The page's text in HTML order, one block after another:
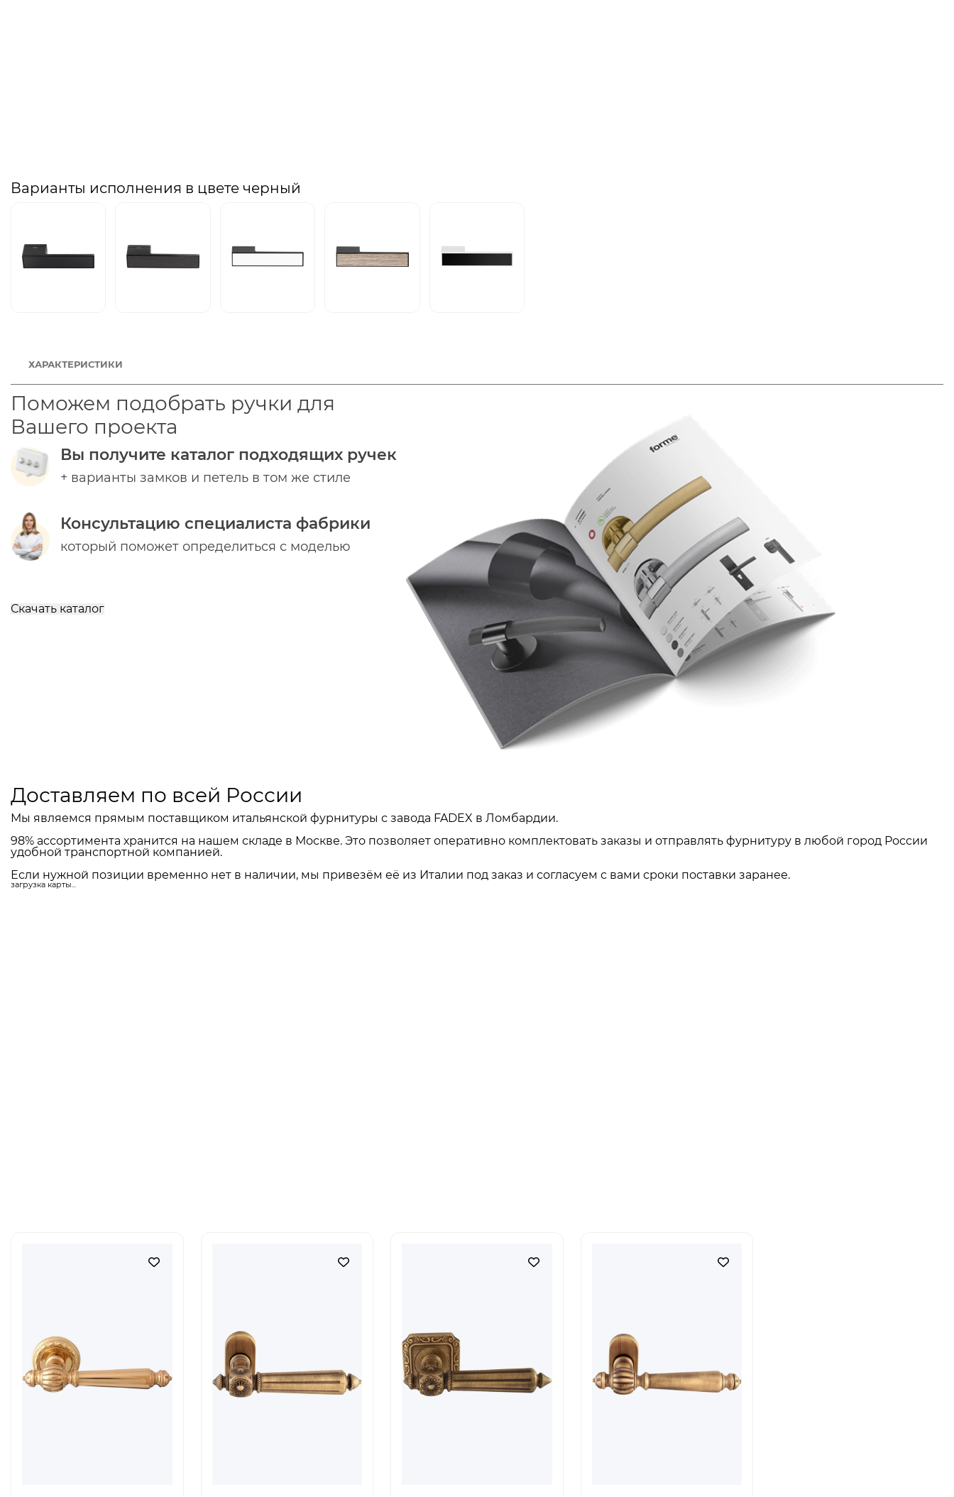
Варианты исполнения в цвете черный
ХАРАКТЕРИСТИКИ
Поможем подобрать ручки для
Вашего проекта
Вы получите каталог подходящих ручек
+ варианты замков и петель в том же стиле
Консультацию специалиста фабрики
который поможет определиться с моделью
Скачать каталог
Доставляем по всей России
Мы являемся прямым поставщиком итальянской фурнитуры с завода FADEX в Ломбардии.
98% ассортимента хранится на нашем складе в Москве. Это позволяет оперативно комплектовать заказы и отправлять фурнитуру в любой город России
удобной транспортной компанией.
Если нужной позиции временно нет в наличии, мы привезём её из Италии под заказ и согласуем с вами сроки поставки заранее.
загрузка карты...